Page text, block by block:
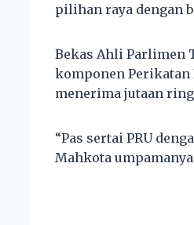
pilihan raya dengan
Bekas Ahli Parlimen
komponen Perikatan
menerima jutaan
“Pas sertai PRU
Mahkota